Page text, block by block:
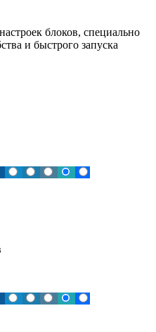
блоков, специально
и быстрого запуска